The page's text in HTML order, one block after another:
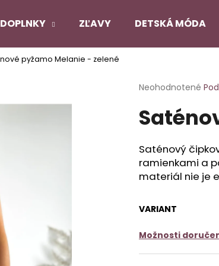
DOPLNKY ZĽAVY DETSKÁ MÓDA
pyžamo Melanie - zelené
Priemerné
produktu
je
z
5
hviezdičiek.
Neohodnotené
Saténový
ramienkami a
materiál nie je
VARIANT
Možnosti
Čo potrebujete nájsť?
HĽADAŤ
NUENO